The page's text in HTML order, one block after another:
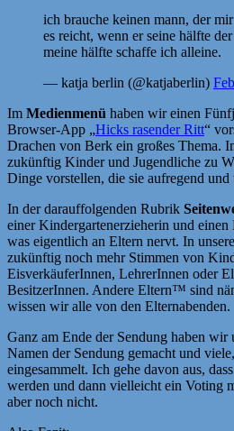
ich brauche keinen mann, der
es reicht, wenn er seine hälfte
meine hälfte schaffe ich alleine.
— katja berlin (@katjaberlin)
Im Medienmenü haben wir einen
Browser-App „Hicks rasender Ritt“
Drachen von Berk ein großes Thema.
zukünftig Kinder und Jugendliche zu
Dinge vorstellen, die sie aufregend
In der darauffolgenden Rubrik
einer Kindergartenerzieherin und einen
was eigentlich an Eltern nervt. In
zukünftig noch mehr Stimmen von
EisverkäuferInnen, LehrerInnen oder
BesitzerInnen. Andere Eltern™ sind
wissen wir alle von den Elternabenden.
Ganz am Ende der Sendung haben wir
Namen der Sendung gemacht und
eingesammelt. Ich gehe davon aus,
werden und dann vielleicht ein Voting
aber noch nicht.